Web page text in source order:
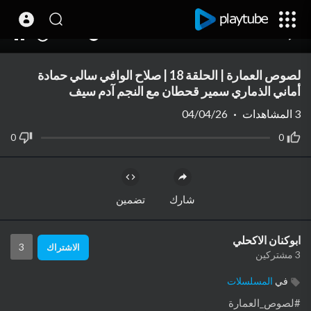
لصوص العمارة | الحلقة 18 | صلاح الوافي سالي حمادة
أماني الذماري سمير قحطان مع النجم آدم سيف
0
0
3 المشاهدات ·
04/04/26
شارك تضمين
ابوكنان الاكحلي
3 مشتركين
الاشتراك 3
في المسلسلات
#لصوص_العمارة